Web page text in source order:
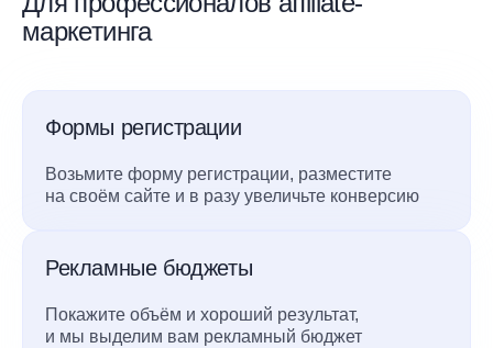
маркетинга
Формы регистрации
Возьмите форму регистрации, разместите
на своём сайте и в разу увеличьте конверсию
Рекламные бюджеты
Покажите объём и хороший результат,
и мы выделим вам рекламный бюджет